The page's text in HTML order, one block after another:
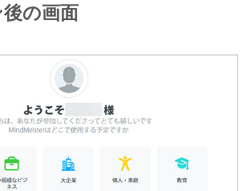
の画面